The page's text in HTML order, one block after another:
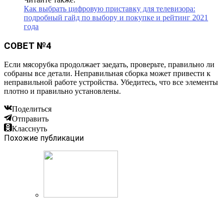
Как выбрать цифровую приставку для телевизора:
подробный гайд по выбору и покупке и рейтинг 2021
года
СОВЕТ №4
Если мясорубка продолжает заедать, проверьте, правильно ли
собраны все детали. Неправильная сборка может привести к
неправильной работе устройства. Убедитесь, что все элементы
плотно и правильно установлены.
Поделиться
Отправить
Класснуть
Похожие публикации